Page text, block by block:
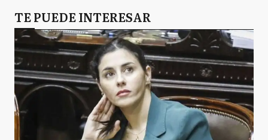
TE PUEDE INTERESAR